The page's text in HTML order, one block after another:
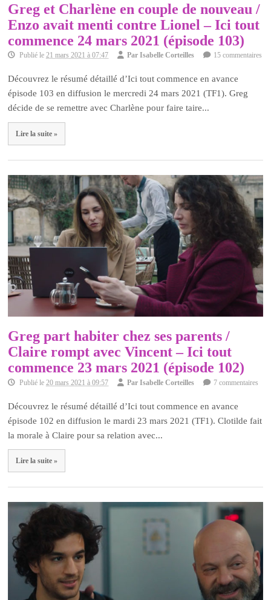
Greg et Charlène en couple de nouveau /
Enzo avait menti contre Lionel – Ici tout
commence 24 mars 2021 (épisode 103)
Publié le21 mars 2021 à 07:47 ParIsabelle Corteilles 15 commentaires
Découvrez le résumé détaillé d’Ici tout commence en avance
épisode 103 en diffusion le mercredi 24 mars 2021 (TF1). Greg
décide de se remettre avec Charlène pour faire taire...
Lire la suite »
Greg part habiter chez ses parents /
Claire rompt avec Vincent – Ici tout
commence 23 mars 2021 (épisode 102)
Publié le 20 mars 2021 à 09:57 ParIsabelle Corteilles 7 commentaires
Découvrez le résumé détaillé d’Ici tout commence en avance
épisode 102 en diffusion le mardi 23 mars 2021 (TF1). Clotilde fait
la morale à Claire pour sa relation avec...
Lire la suite »